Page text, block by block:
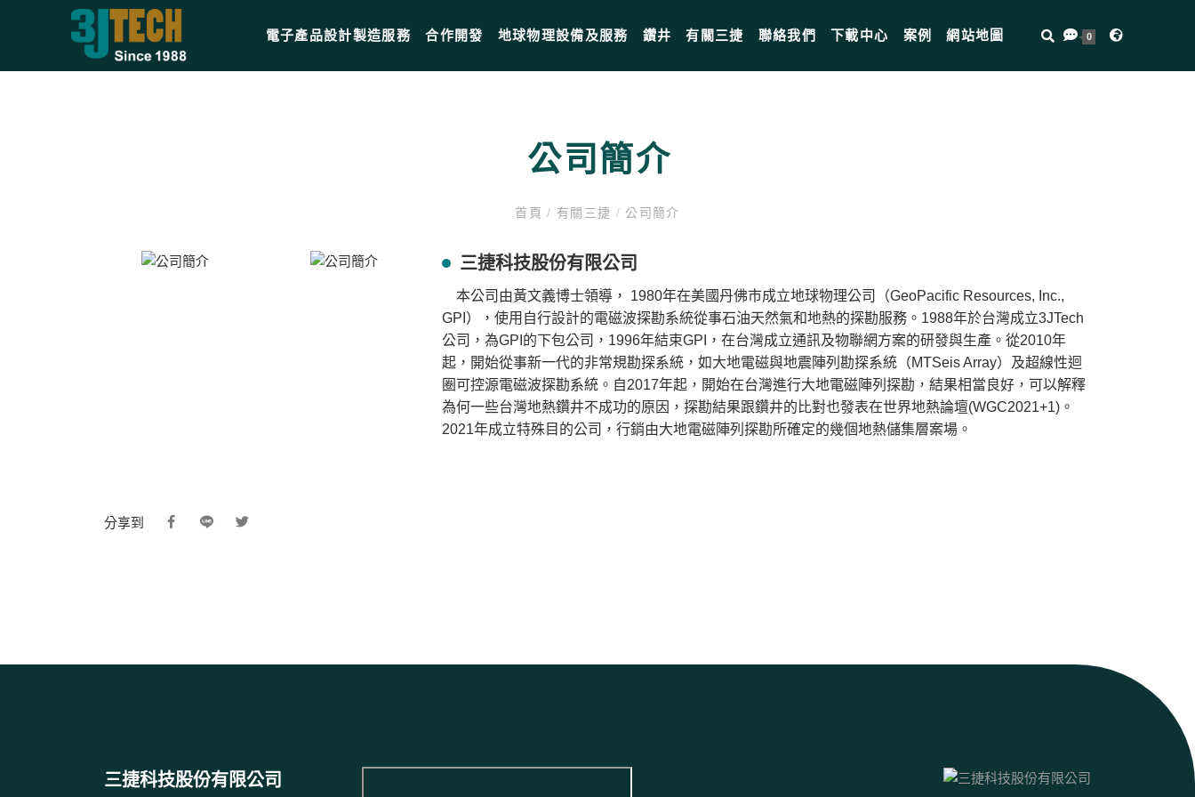
電子產品設計製造服務 合作開發 地球物理設備及服務 鑽井 有關三捷 聯絡我們 下載中心 案例 網站地圖 0
公司簡介
首頁/ 有關三捷 / 公司簡介
三捷科技股份有限公司
本公司由黃文義博士領導， 1980年在美國丹佛市成立地球物理公司（GeoPacific Resources, Inc.,
GPI），使用自行設計的電磁波探勘系統從事石油天然氣和地熱的探勘服務。1988年於台灣成立3JTech
公司，為GPI的下包公司，1996年結束GPI，在台灣成立通訊及物聯網方案的研發與生產。從2010年
起，開始從事新一代的非常規勘探系統，如大地電磁與地震陣列勘探系統（MTSeis Array）及超線性迴
圈可控源電磁波探勘系統。自2017年起，開始在台灣進行大地電磁陣列探勘，結果相當良好，可以解釋
為何一些台灣地熱鑽井不成功的原因，探勘結果跟鑽井的比對也發表在世界地熱論壇(WGC2021+1)。
2021年成立特殊目的公司，行銷由大地電磁陣列探勘所確定的幾個地熱儲集層案場。
分享到
三捷科技股份有限公司